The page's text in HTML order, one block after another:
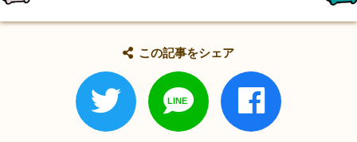
この記事をシェア